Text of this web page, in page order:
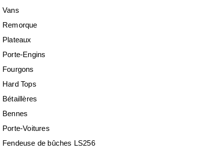
Vans
Remorque
Plateaux
Porte-Engins
Fourgons
Hard Tops
Bétaillères
Bennes
Porte-Voitures
Fendeuse de bûches LS256